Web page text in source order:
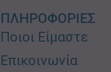
ΠΛΗΡΟΦΟΡΙΕΣ
Ποιοι Είμαστε
Επικοινωνία